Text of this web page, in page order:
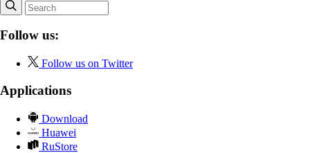
Follow us:
Follow us on Twitter
Applications
Download
Huawei
RuStore